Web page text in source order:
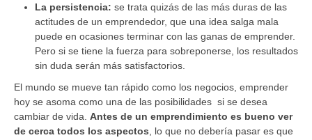
La persistencia: se trata quizás de las más duras de las
actitudes de un emprendedor, que una idea salga mala
puede en ocasiones terminar con las ganas de emprender.
Pero si se tiene la fuerza para sobreponerse, los resultados
sin duda serán más satisfactorios.
El mundo se mueve tan rápido como los negocios, emprender
hoy se asoma como una de las posibilidades si se desea
cambiar de vida. Antes de un emprendimiento es bueno ver
de cerca todos los aspectos , lo que no debería pasar es que